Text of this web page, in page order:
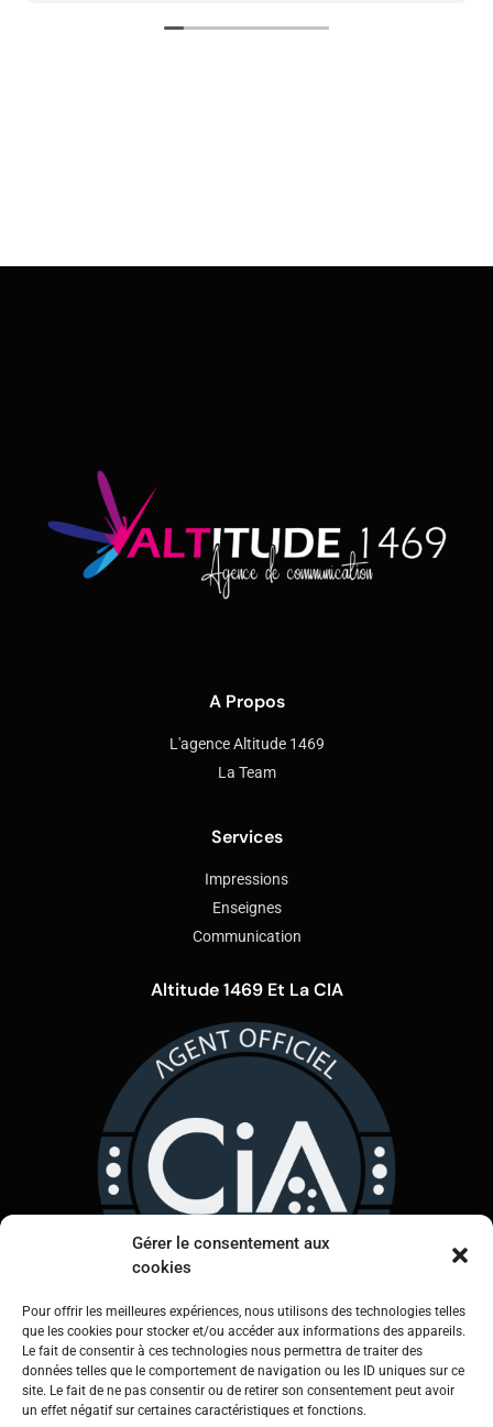
Gérer le consentement aux
cookies
Pour offrir les meilleures expériences, nous utilisons des technologies telles
que les cookies pour stocker et/ou accéder aux informations des appareils.
Le fait de consentir à ces technologies nous permettra de traiter des
données telles que le comportement de navigation ou les ID uniques sur ce
site. Le fait de ne pas consentir ou de retirer son consentement peut avoir
un effet négatif sur certaines caractéristiques et fonctions.
A Propos
L'agence Altitude 1469
La Team
Services
Impressions
Enseignes
Communication
Altitude 1469 Et La CIA
Légal
Mentions légales